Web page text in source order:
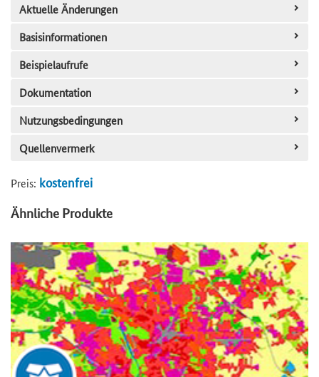
Aktuelle Änderungen
Basisinformationen
Beispielaufrufe
Dokumentation
Nutzungsbedingungen
Quellenvermerk
Preis: kostenfrei
Ähnliche Produkte